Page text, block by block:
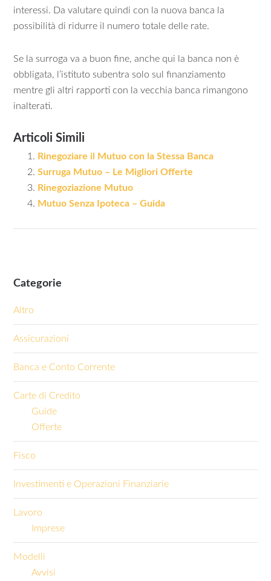
interessi. Da valutare quindi con la nuova banca la
possibilità di ridurre il numero totale delle rate.
Se la surroga va a buon fine, anche qui la banca non è
obbligata, l’istituto subentra solo sul finanziamento
mentre gli altri rapporti con la vecchia banca rimangono
inalterati.
Articoli Simili
Rinegoziare il Mutuo con la Stessa Banca
Surruga Mutuo – Le Migliori Offerte
Rinegoziazione Mutuo
Mutuo Senza Ipoteca – Guida
Categorie
Altro
Assicurazioni
Banca e Conto Corrente
Carte di Credito
Guide
Offerte
Fisco
Investimenti e Operazioni Finanziarie
Lavoro
Imprese
Modelli
Avvisi